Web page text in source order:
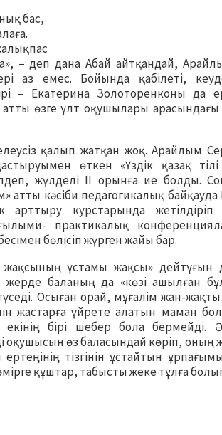
бас,
– деп дана Абай айтқандай,
аз емес. Бойында қабілеті,
– Екатерина Золоторенконы да
өзге ұлт оқушылары арасындағы
қалып жатқан жоқ. Арайлым
өткен «Үздік қазақ
жүлделі ІІ орынға ие болды.
атты кәсіби педагогикалық
арттыру курстарында
практикалық
бөлісіп жүрген жайы бар.
жақсының ұстамы жақсы»
баланың да «көзі ашылған
Осыған орай, мұғалім жан-
жастарға үйрете алатын маман
бірі шебер бола бермейді.
оқушысын өз баласындай көріп, оның
тізгінін ұстайтын
құштар, табысты жеке тұлға